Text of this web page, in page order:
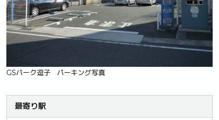
GSパーク逗子 パーキング写真
最寄り駅